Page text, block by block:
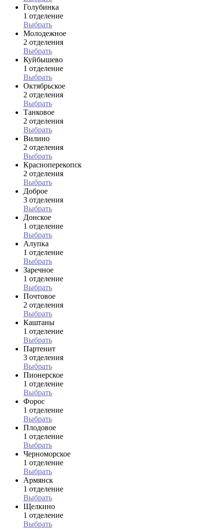
Голубинка
1 отделение
Выбрать
Молодежное
2 отделения
Выбрать
Куйбышево
1 отделение
Выбрать
Октябрьское
2 отделения
Выбрать
Танковое
2 отделения
Выбрать
Вилино
2 отделения
Выбрать
Красноперекопск
2 отделения
Выбрать
Доброе
3 отделения
Выбрать
Донское
1 отделение
Выбрать
Алупка
1 отделение
Выбрать
Заречное
1 отделение
Выбрать
Почтовое
2 отделения
Выбрать
Каштаны
1 отделение
Выбрать
Партенит
3 отделения
Выбрать
Пионерское
1 отделение
Выбрать
Форос
1 отделение
Выбрать
Плодовое
1 отделение
Выбрать
Черноморское
1 отделение
Выбрать
Армянск
1 отделение
Выбрать
Щелкино
1 отделение
Выбрать